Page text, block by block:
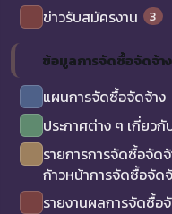
ข่าวรับสมัครงาน
3
ข้อมูลการจัดซื้อจัดจ้าง
แผนการจัดซื้อจัดจ้าง
ประกาศต่าง ๆ เกี่ยว
รายการการจัดซื้อจัด
ก้าวหน้าการจัดซื้อจัด
รายงานผลการจัดซื้อ